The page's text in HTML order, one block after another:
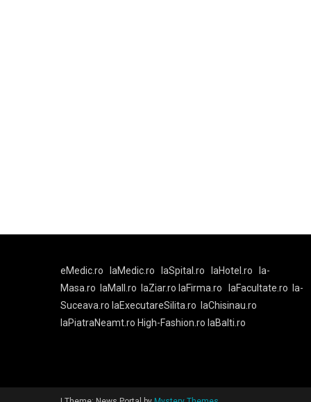
eMedic.ro laMedic.ro laSpital.ro laHotel.ro
la-
Masa.ro
laMall.ro laZiar.ro laFirma.ro laFacultate.ro
la-
Suceava.ro laExecutareSilita.ro
laChisinau.ro
laPiatraNeamt.ro High-Fashion.ro laBalti.ro